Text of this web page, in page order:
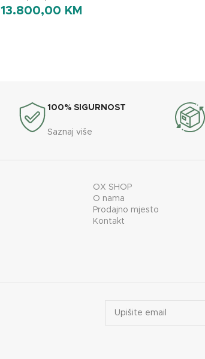
13.800,00 KM
100% SIGURNOST
Saznaj više
OX SHOP
O nama
Prodajno mjesto
Kontakt